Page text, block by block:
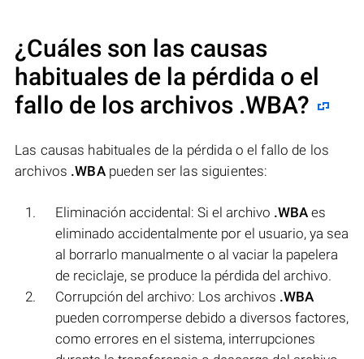
¿Cuáles son las causas
habituales de la pérdida o el
fallo de los archivos .WBA?
Las causas habituales de la pérdida o el fallo de los
archivos .WBApueden ser las siguientes:
Eliminación accidental: Si el archivo .WBA es
eliminado accidentalmente por el usuario, ya sea
al borrarlo manualmente o al vaciar la papelera
de reciclaje, se produce la pérdida del archivo.
Corrupción del archivo: Los archivos .WBA
pueden corromperse debido a diversos factores,
como errores en el sistema, interrupciones